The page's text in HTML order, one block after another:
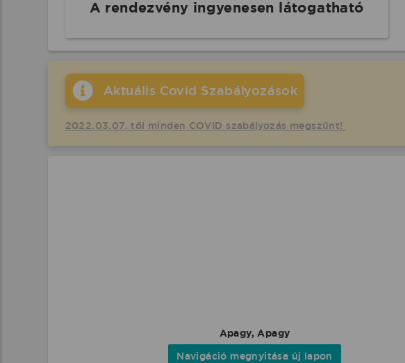
A rendezvény ingyenesen látogatható
Aktuális Covid Szabályozások
2022.03.07. től minden COVID szabályozás megszűnt!
Apagy, Apagy
Navigáció megnyitása új lapon